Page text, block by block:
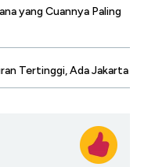
yang Cuannya Paling
Tertinggi, Ada Jakarta